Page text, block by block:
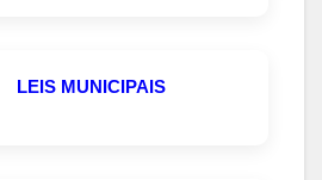
LEIS MUNICIPAIS